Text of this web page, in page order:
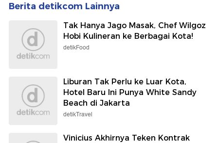
Berita detikcom Lainnya
Tak Hanya Jago Masak, Chef Wilgoz
Hobi Kulineran ke Berbagai Kota!
detikFood
Liburan Tak Perlu ke Luar Kota,
Hotel Baru Ini Punya White Sandy
Beach di Jakarta
detikTravel
Vinicius Akhirnya Teken Kontrak